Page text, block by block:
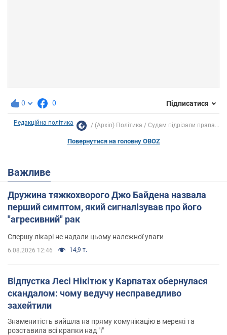
0 0 Підписатися
Редакційна політика (Архів) Політика Судам підрізали права...
Повернутися на головну OBOZ
Важливе
Дружина тяжкохворого Джо Байдена назвала
перший симптом, який сигналізував про його
"агресивний" рак
Спершу лікарі не надали цьому належної уваги
6.08.2026 12:46 14,9 т.
Відпустка Лесі Нікітюк у Карпатах обернулася
скандалом: чому ведучу несправедливо
захейтили
Знаменитість вийшла на пряму комунікацію в мережі та
розставила всі крапки над "і"